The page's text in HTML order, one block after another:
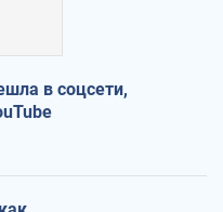
в соцсети,